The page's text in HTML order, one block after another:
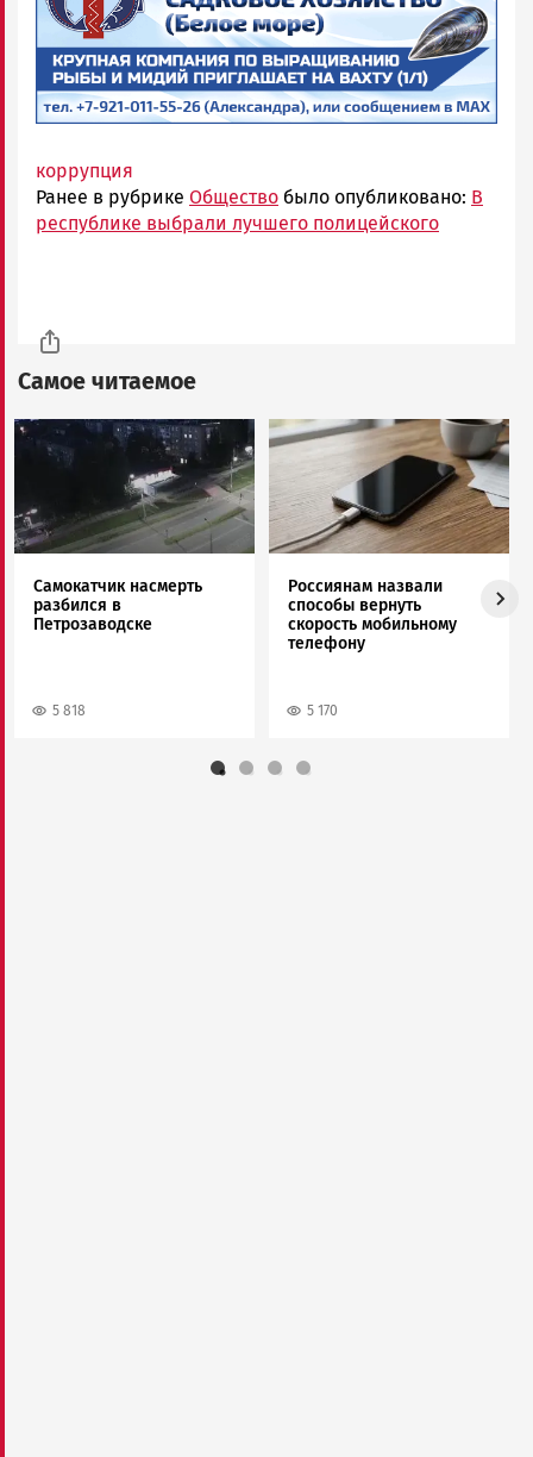
коррупция
Ранее в рубрике Общество было опубликовано: В
республике выбрали лучшего полицейского
Самое читаемое
Image
Самокатчик насмерть
разбился в
Петрозаводске
5 818
Image
Россиянам назвали
способы вернуть
скорость мобильному
телефону
5 170